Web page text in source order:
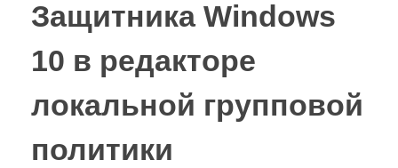
Защитника Windows
10 в редакторе
локальной групповой
политики